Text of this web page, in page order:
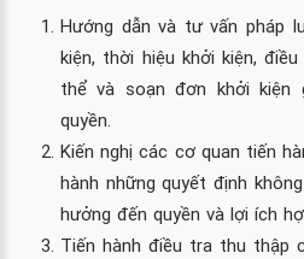
Hướng dẫn và tư vấn pháp
kiện, thời hiệu khởi kiện,
thể và soạn đơn khởi
quyền.
Kiến nghị các cơ quan tiến
hành những quyết định
hưởng đến quyền và lợi ích
Tiến hành điều tra thu thập